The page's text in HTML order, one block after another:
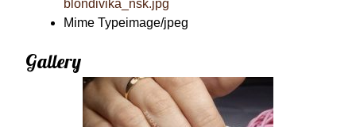
blondivika_nsk.jpg
Mime Typeimage/jpeg
Gallery